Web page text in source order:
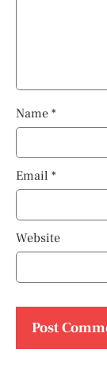
Name *
Email *
Website